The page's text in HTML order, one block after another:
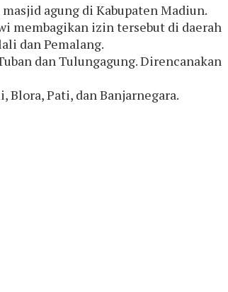
agung di Kabupaten Madiun.
membagikan izin tersebut di daerah
dan Pemalang.
dan Tulungagung. Direncanakan
Blora, Pati, dan Banjarnegara.